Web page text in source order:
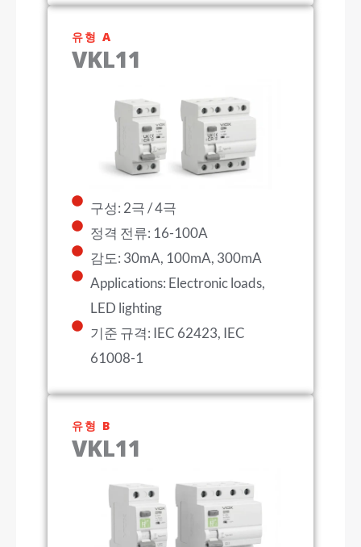
유형 A
VKL11
구성: 2극 / 4극
정격 전류: 16-100A
감도: 30mA, 100mA, 300mA
Applications: Electronic loads,
LED lighting
기준 규격: IEC 62423, IEC
61008-1
유형 B
VKL11